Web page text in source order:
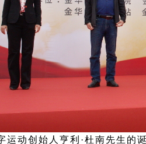
运动创始人亨利·杜南先生的